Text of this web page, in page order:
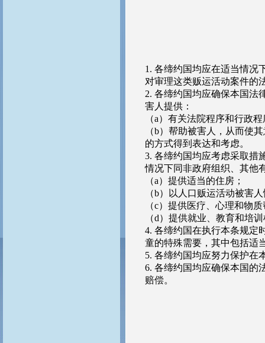
1. 各缔约国均应在适当情况
对审理这类贩运活动案件的
2. 各缔约国均应确保本国法
害人提供：
（a）有关法院程序和行政
（b）帮助被害人，从而使
的方式得到表达和考虑。
3. 各缔约国均应考虑采取措
情况下同非政府组织、其他
（a）提供适当的住房；
（b）以人口贩运活动被害
（c）提供医疗、心理和物
（d）提供就业、教育和培
4. 各缔约国在执行本条规定
童的特殊需要，其中包括适
5. 各缔约国均应努力保护在
6. 各缔约国均应确保本国的
赔偿。